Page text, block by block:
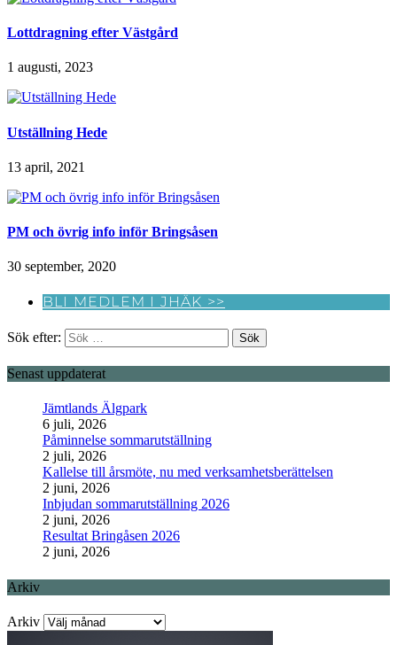
Lottdragning efter Västgård
1 augusti, 2023
Utställning Hede
13 april, 2021
PM och övrig info inför Bringsåsen
30 september, 2020
BLI MEDLEM I JHÄK >>
Sök efter:
Senast uppdaterat
Jämtlands Älgpark
6 juli, 2026
Påminnelse sommarutställning
2 juli, 2026
Kallelse till årsmöte, nu med verksamhetsberättelsen
2 juni, 2026
Inbjudan sommarutställning 2026
2 juni, 2026
Resultat Bringåsen 2026
2 juni, 2026
Arkiv
Arkiv